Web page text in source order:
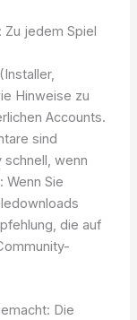
Zu jedem Spiel
Hinweise zu
Accounts.
sind
wenn
Wenn Sie
die auf
Die